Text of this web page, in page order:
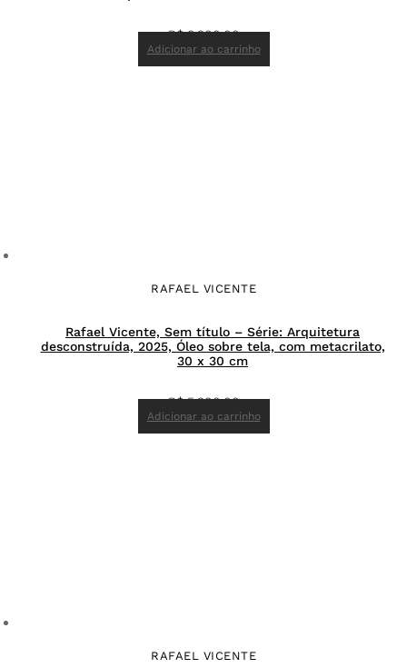
R$8.900,00
Adicionar ao carrinho
RAFAEL VICENTE
Rafael Vicente, Sem título – Série: Arquitetura
desconstruída, 2025, Óleo sobre tela, com metacrilato,
30 x 30 cm
R$5.300,00
Adicionar ao carrinho
RAFAEL VICENTE